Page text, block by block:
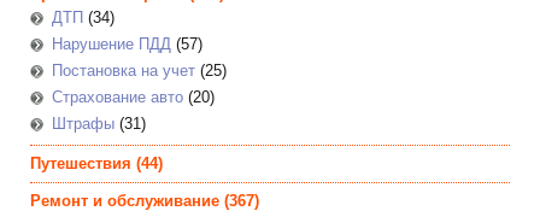
ДТП (34)
Нарушение ПДД (57)
Постановка на учет (25)
Страхование авто (20)
Штрафы (31)
Путешествия (44)
Ремонт и обслуживание (367)